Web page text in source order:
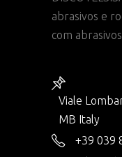
abrasivos e
com
Viale
MB Italy
+39 039